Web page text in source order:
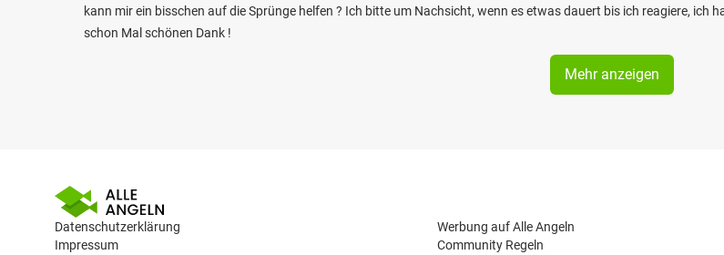
kann mir ein bisschen auf die Sprünge helfen ? Ich bitte um Nachsicht, wenn es etwas dauert bis ich reagiere, ich
schon Mal schönen Dank !
Mehr anzeigen
Datenschutzerklärung
Impressum
Werbung auf Alle Angeln
Community Regeln